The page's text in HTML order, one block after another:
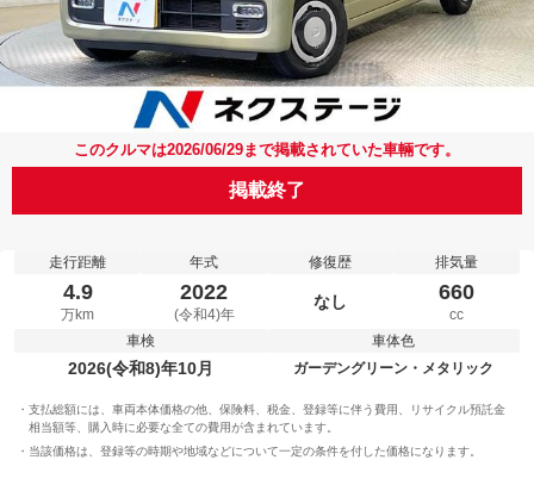
このクルマは2026/06/29まで掲載されていた車輛です。
掲載終了
走行距離
4.9
万km
年式
2022
(令和4)年
修復歴
なし
排気量
660
cc
車検
2026(令和8)年10月
車体色
ガーデングリーン・メタリック
支払総額には、車両本体価格の他、保険料、税金、登録等に伴う費用、リサイクル預託金
相当額等、購入時に必要な全ての費用が含まれています。
当該価格は、登録等の時期や地域などについて一定の条件を付した価格になります。